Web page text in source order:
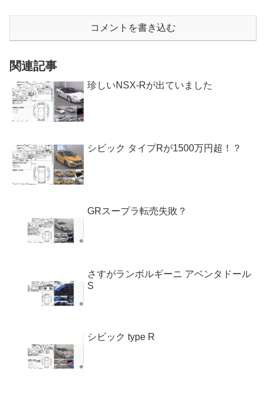
コメントを書き込む
関連記事
珍しいNSX-Rが出ていました
シビック タイプRが1500万円超！？
GRスープラ転売失敗？
さすがランボルギーニ アベンタドール
S
シビック type R